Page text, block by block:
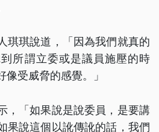
琪琪說道，「因為我們就真的
所謂立委或是議員施壓的時
受威脅的感覺。」
，「如果說是說委員，是要講
果說這個以訛傳訛的話，我們